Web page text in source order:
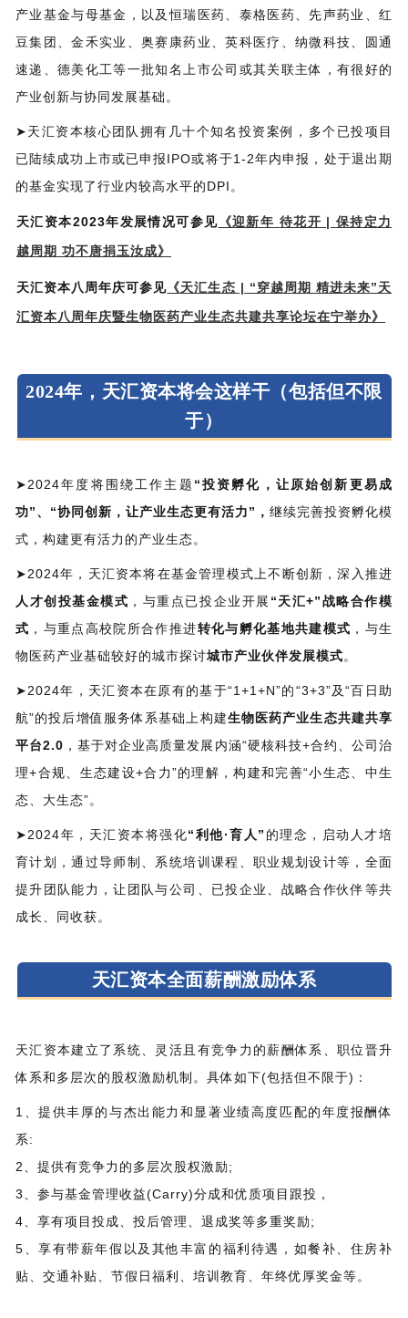
产业基金与母基金，以及恒瑞医药、泰格医药、先声药业、红
豆集团、金禾实业、奥赛康药业、英科医疗、纳微科技、圆通
速递、德美化工等一批知名上市公司或其关联主体，有很好的
产业创新与协同发展基础。
➤天汇资本核心团队拥有几十个知名投资案例，多个已投项目
已陆续成功上市或已申报IPO或将于1-2年内申报，处于退出期
的基金实现了行业内较高水平的DPI。
天汇资本2023年发展情况可参见 《迎新年 待花开 | 保持定力
越周期 功不唐捐玉汝成》
天汇资本八周年庆可参见 《天汇生态 | “穿越周期 精进未来”天
汇资本八周年庆暨生物医药产业生态共建共享论坛在宁举办》
2024年，天汇资本将会这样干 （包括但不限
于）
➤2024年度将围绕工作主题 “投资孵化，让原始创新更易成
功”、“协同创新，让产业生态更有活力”， 继续完善投资孵化模
式，构建更有活力的产业生态。
➤2024年，天汇资本将在基金管理模式上不断创新，深入推进
人才创投基金模式 ，与重点已投企业开展 “天汇+”战略合作模
式 ，与重点高校院所合作推进转化与孵化基地共建模式 ，与生
物医药产业基础较好的城市探讨城市产业伙伴发展模式。
➤2024年，天汇资本在原有的基于“1+1+N”的“3+3”及“百日助
航”的投后增值服务体系基础上构建生物医药产业生态共建共享
平台2.0 ，基于对企业高质量发展内涵“硬核科技+合约、公司治
理+合规、生态建设+合力”的理解，构建和完善“小生态、中生
态、大生态”。
➤2024年，天汇资本将强化“利他·育人” 的理念，启动人才培
育计划，通过导师制、系统培训课程、职业规划设计等，全面
提升团队能力，让团队与公司、已投企业、战略合作伙伴等共
成长、同收获。
天汇资本全面薪酬激励体系
天汇资本建立了系统、灵活且有竞争力的薪酬体系、职位晋升
体系和多层次的股权激励机制。具体如下(包括但不限于)：
1、提供丰厚的与杰出能力和显著业绩高度匹配的年度报酬体
系:
2、提供有竞争力的多层次股权激励;
3、参与基金管理收益(Carry)分成和优质项目跟投，
4、享有项目投成、投后管理、退成奖等多重奖励;
5、享有带薪年假以及其他丰富的福利待遇，如餐补、住房补
贴、交通补贴、节假日福利、培训教育、年终优厚奖金等。